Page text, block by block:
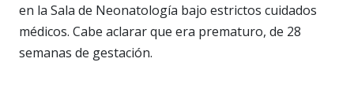
en la Sala de Neonatología bajo estrictos cuidados
médicos. Cabe aclarar que era prematuro, de 28
semanas de gestación.